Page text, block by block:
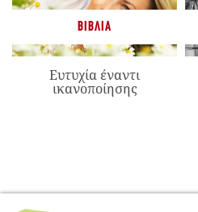
ΒΙΒΛΊΑ
Ευτυχία έναντι
ικανοποίησης